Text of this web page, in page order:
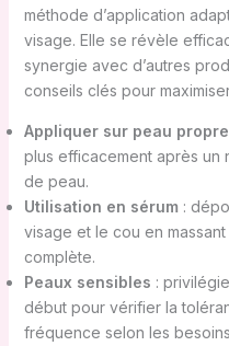
méthode d’application
visage. Elle se révèle
synergie avec d’autres
conseils clés pour
Appliquer sur peau propre
plus efficacement après
de peau.
Utilisation en sérum:
visage et le cou en
complète.
Peaux sensibles :
début pour vérifier la
fréquence selon les